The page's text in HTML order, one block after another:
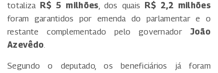
totaliza R$ 5 milhões, dos quais
R$ 2,2 milhões
foram garantidos por emenda do parlamentar e o
restante complementado pelo governador João
Azevêdo.
Segundo o deputado, os beneficiários já foram